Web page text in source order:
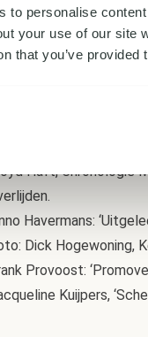
to personalise
your use of our site
that you’ve
op 16
Tjia overlijdt op
Haft, Chronologie
Havermans:
Dick Hogewoning,
Provoost:
Kuijpers,